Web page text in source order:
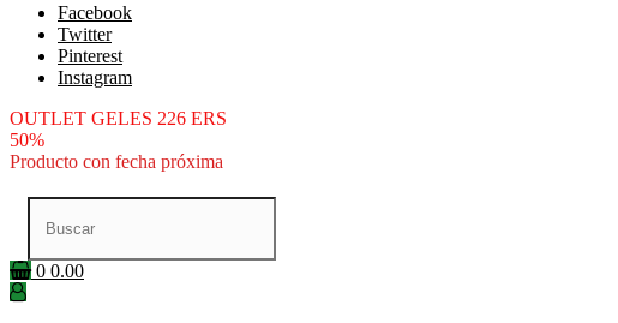
Facebook
Twitter
Pinterest
Instagram
OUTLET GELES 226 ERS
50%
Producto con fecha próxima
0 0.00